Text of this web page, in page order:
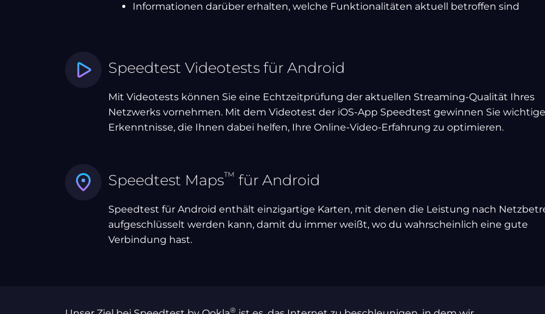
Informationen darüber erhalten, welche Funktionalitäten aktuell betroffen sind
Speedtest Videotests für Android
Mit Videotests können Sie eine Echtzeitprüfung der aktuellen Streaming-Qualität Ihres
Netzwerks vornehmen. Mit dem Videotest der iOS-App Speedtest gewinnen Sie wichtige
Erkenntnisse, die Ihnen dabei helfen, Ihre Online-Video-Erfahrung zu optimieren.
Speedtest Maps™ für Android
Speedtest für Android enthält einzigartige Karten, mit denen die Leistung nach
aufgeschlüsselt werden kann, damit du immer weißt, wo du wahrscheinlich eine gute
Verbindung hast.
®